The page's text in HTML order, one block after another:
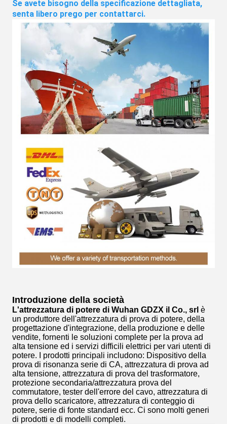
Se avete bisogno della specificazione dettagliata,
senta libero prego per contattarci.
Introduzione della società
L'attrezzatura di potere di Wuhan GDZX il Co., srl è
un produttore dell'attrezzatura di prova di potere, della
progettazione d'integrazione, della produzione e delle
vendite, fornenti le soluzioni complete per la prova ad
alta tensione ed i servizi difficili elettrici per vari utenti di
potere. I prodotti principali includono: Dispositivo della
prova di risonanza serie di CA, attrezzatura di prova ad
alta tensione, attrezzatura di prova del trasformatore,
protezione secondaria/attrezzatura prova del
commutatore, tester dell'errore del cavo, attrezzatura di
prova dello scaricatore, attrezzatura di conteggio di
potere, serie di fonte standard ecc. Ci sono molti generi
di prodotti e di modelli completi.